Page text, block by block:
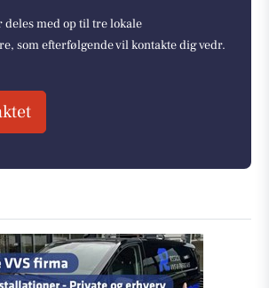
med op til tre lokale
som efterfølgende vil kontakte dig vedr.